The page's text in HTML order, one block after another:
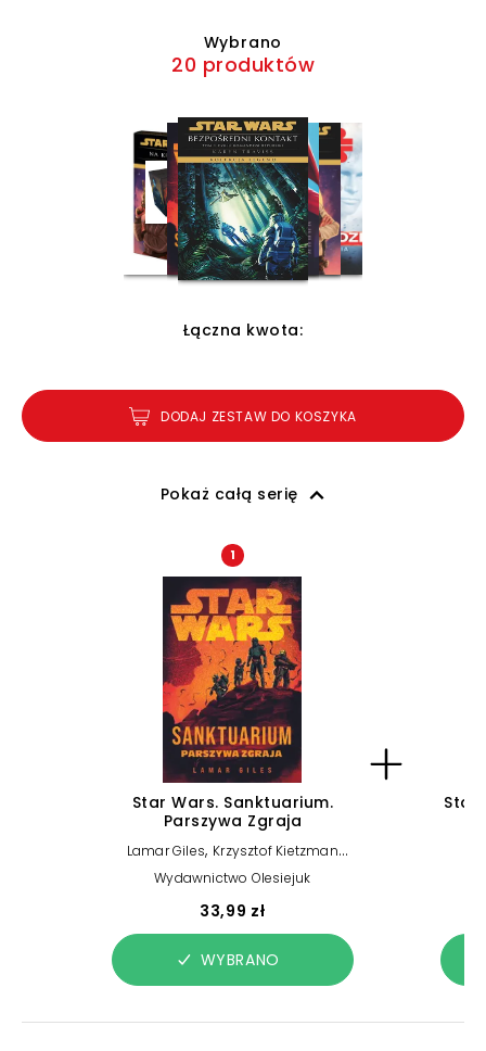
Wybrano
20 produktów
Łączna kwota:
DODAJ ZESTAW DO KOSZYKA
Pokaż całą serię
1
Star Wars. Sanktuarium.
Parszywa Zgraja
Lamar Giles, Krzysztof Kietzman
(tłum.)
Wydawnictwo Olesiejuk
33,99 zł
WYBRANO
Star